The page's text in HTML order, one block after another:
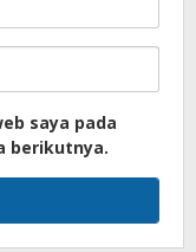
saya pada
berikutnya.